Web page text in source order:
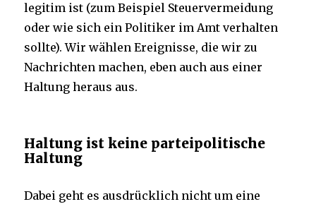
legitim ist (zum Beispiel Steuervermeidung
oder wie sich ein Politiker im Amt verhalten
sollte). Wir wählen Ereignisse, die wir zu
Nachrichten machen, eben auch aus einer
Haltung heraus aus.
Haltung ist keine parteipolitische
Haltung
Dabei geht es ausdrücklich nicht um eine